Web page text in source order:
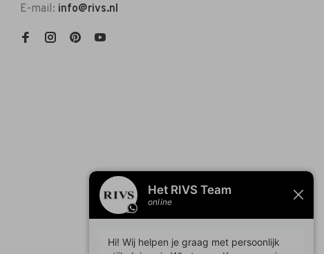
E-mail: info@rivs.nl